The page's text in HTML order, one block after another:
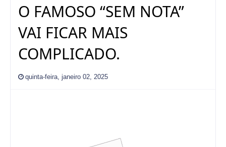
O FAMOSO “SEM NOTA”
VAI FICAR MAIS
COMPLICADO.
quinta-feira, janeiro 02, 2025